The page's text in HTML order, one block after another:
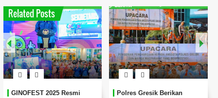
Related Posts
Jelang Nataru, Polres Gresik
Kapolres Gresik AKBP